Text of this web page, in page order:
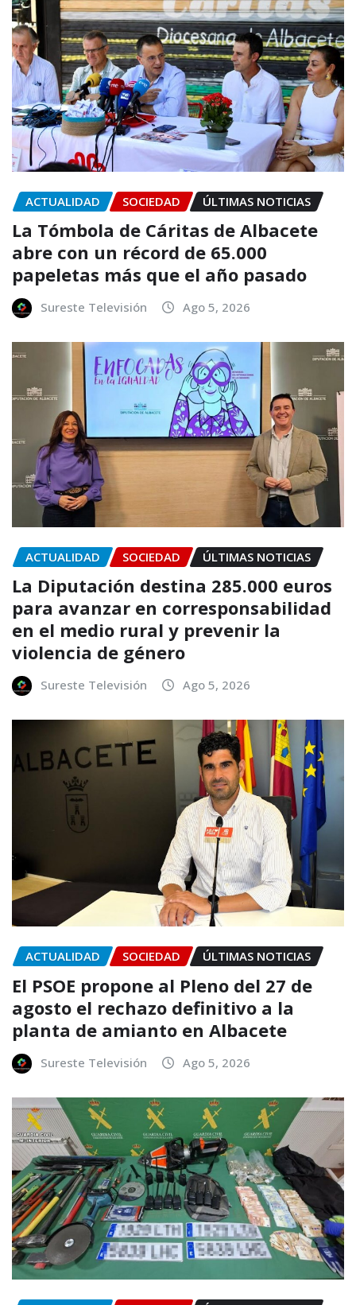
ACTUALIDAD SOCIEDAD ÚLTIMAS NOTICIAS
La Tómbola de Cáritas de Albacete
abre con un récord de 65.000
papeletas más que el año pasado
Sureste Televisión Ago 5, 2026
ACTUALIDAD SOCIEDAD ÚLTIMAS NOTICIAS
La Diputación destina 285.000 euros
para avanzar en corresponsabilidad
en el medio rural y prevenir la
violencia de género
Sureste Televisión Ago 5, 2026
ACTUALIDAD SOCIEDAD ÚLTIMAS NOTICIAS
El PSOE propone al Pleno del 27 de
agosto el rechazo definitivo a la
planta de amianto en Albacete
Sureste Televisión Ago 5, 2026